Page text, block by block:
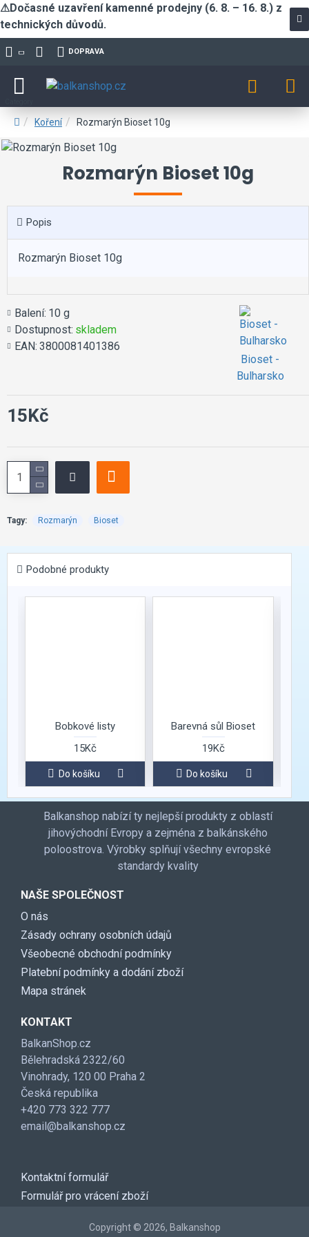
⚠Dočasné uzavření kamenné prodejny (6. 8. – 16. 8.) z
technických důvodů.
DOPRAVA
Koření Rozmarýn Bioset 10g
Rozmarýn Bioset 10g
Popis
Rozmarýn Bioset 10g
Balení: 10 g
Dostupnost: skladem
EAN: 3800081401386
Bioset -
Bulharsko
15Kč
Tagy: Rozmarýn Bioset
Podobné produkty
Bobkové listy
15Kč
Do košíku
Barevná sůl Bioset
19Kč
Do košíku
Balkanshop nabízí ty nejlepší produkty z oblastí
jihovýchodní Evropy a zejména z balkánského
poloostrova. Výrobky splňují všechny evropské
standardy kvality
NAŠE SPOLEČNOST
O nás
Zásady ochrany osobních údajů
Všeobecné obchodní podmínky
Platební podmínky a dodání zboží
Mapa stránek
KONTAKT
BalkanShop.cz
Bělehradská 2322/60
Vinohrady, 120 00 Praha 2
Česká republika
+420 773 322 777
email@balkanshop.cz
Kontaktní formulář
Formulář pro vrácení zboží
Copyright © 2026, Balkanshop